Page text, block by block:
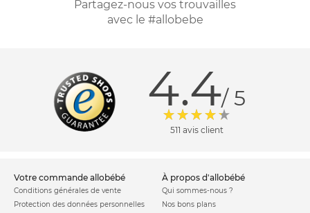
Partagez-nous vos trouvailles
avec le #allobebe
4.4/ 5
511 avis client
votre commande allobébé
Conditions générales de vente
Protection des données personnelles
à propos d'allobébé
Qui sommes-nous ?
Nos bons plans